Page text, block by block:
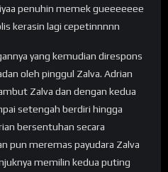
penuhin memek gueeeeeee
kerasin lagi cepetinnnnn
yang kemudian direspons
oleh pinggul Zalva. Adrian
Zalva dan dengan kedua
setengah berdiri hingga
bersentuhan secara
pun meremas payudara Zalva
memilin kedua puting